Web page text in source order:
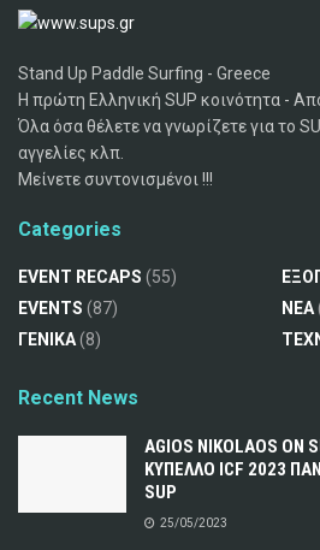
Stand Up Paddle Surfing - Greece
Η πρώτη Ελληνική SUP κοινότητα -
Όλα όσα θέλετε να γνωρίζετε για το
αγγελίες κλπ.
Μείνετε συντονισμένοι !!!
Categories
EVENT RECAPS (55)
EVENTS (87)
ΓΕΝΙΚΑ(8)
ΝΕΑ
Recent News
AGIOS NIKOLAOS ON
ΚΥΠΕΛΛΟ ICF 2023
SUP
25/05/2023